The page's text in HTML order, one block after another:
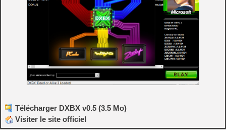
Télécharger DXBX v0.5 (3.5 Mo)
Visiter le site officiel